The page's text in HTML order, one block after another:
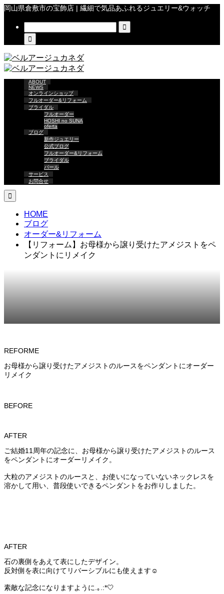
岡山県倉敷市の宝飾店 | 繊細で気品あふれるジュエリー&ウォッチ


ABOUT
NEWS
オンラインショップ
フルオーダー&リフォーム
ブライダル
フルオーダー
HOSHI no SUNA
oferta
ブログ
新作ジュエリー
公式ブログ
フルオーダー&リフォーム
ブライダル
パール
サービス
お問合せ

HOME
ブログ
オーダー&リフォーム
【リフォーム】お母様から譲り受けたアメジストをペ
ンダントにリメイク
REFORME
お母様から譲り受けたアメジストのルースをペンダントにオーダー
リメイク
BEFORE
AFTER
ご結婚11周年の記念に、お母様から譲り受けたアメジストのルース
をペンダントにオーダーリメイク。
大粒のアメジストのルースと、お使いになっていないネックレスを
溶かして用い、普段使いできるペンダントをお作りしました。
AFTER
石の裏側をあえて表にしたデザイン。
反対側を表に向けてリバーシブルにも使えます☺️
素敵な記念になりますように.｡.:*🤍